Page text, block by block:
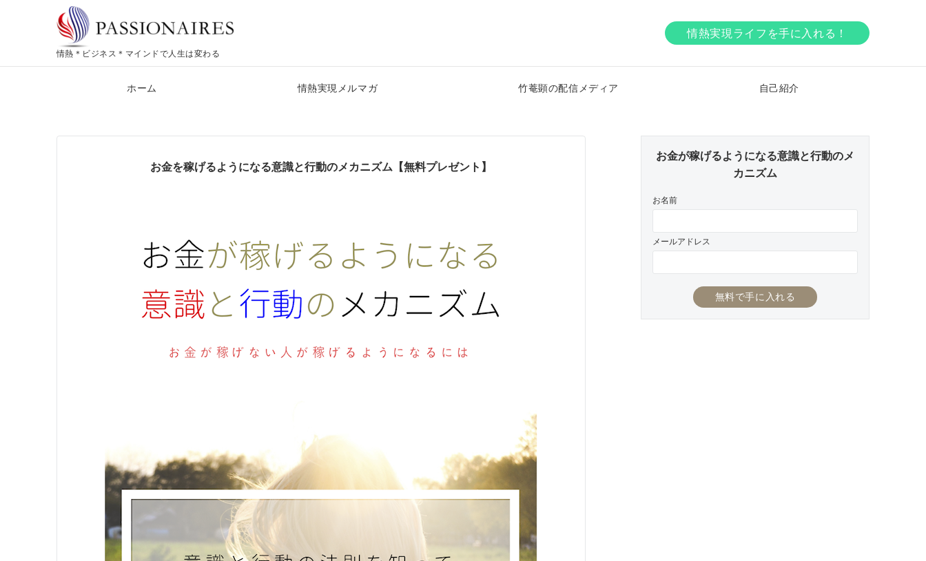
情熱＊ビジネス＊マインドで人生は変わる
情熱実現ライフを手に入れる！
ホーム 情熱実現メルマガ 竹菴顕の配信メディア 自己紹介
お金を稼げるようになる意識と行動のメカニズム【無料プレゼント】
お金が稼げるようになる意識と行動のメ
カニズム
お名前
メールアドレス